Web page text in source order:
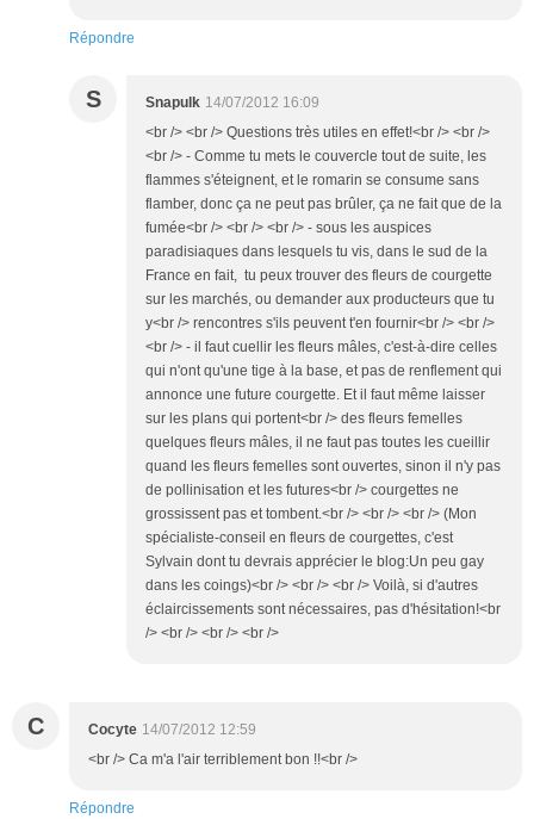
Répondre
S Snapulk 14/07/2012 16:09
<br /> <br /> Questions très utiles en effet!<br /> <br />
<br /> - Comme tu mets le couvercle tout de suite, les
flammes s'éteignent, et le romarin se consume sans
flamber, donc ça ne peut pas brûler, ça ne fait que de la
fumée<br /> <br /> <br /> - sous les auspices
paradisiaques dans lesquels tu vis, dans le sud de la
France en fait, tu peux trouver des fleurs de courgette
sur les marchés, ou demander aux producteurs que tu
y<br /> rencontres s'ils peuvent t'en fournir<br /> <br />
<br /> - il faut cuellir les fleurs mâles, c'est-à-dire celles
qui n'ont qu'une tige à la base, et pas de renflement qui
annonce une future courgette. Et il faut même laisser
sur les plans qui portent<br /> des fleurs femelles
quelques fleurs mâles, il ne faut pas toutes les cueillir
quand les fleurs femelles sont ouvertes, sinon il n'y pas
de pollinisation et les futures<br /> courgettes ne
grossissent pas et tombent.<br /> <br /> <br /> (Mon
spécialiste-conseil en fleurs de courgettes, c'est
Sylvain dont tu devrais apprécier le blog:Un peu gay
dans les coings)<br /> <br /> <br /> Voilà, si d'autres
éclaircissements sont nécessaires, pas d'hésitation!<br
/> <br /> <br /> <br />
C Cocyte 14/07/2012 12:59
<br /> Ca m'a l'air terriblement bon !!<br />
Répondre